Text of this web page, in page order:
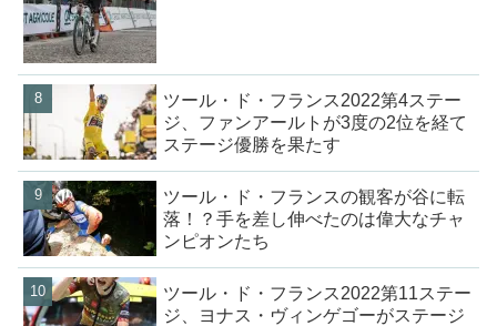
ツール・ド・フランス2022第4ステー
ジ、ファンアールトが3度の2位を経て
ステージ優勝を果たす
ツール・ド・フランスの観客が谷に転
落！？手を差し伸べたのは偉大なチャ
ンピオンたち
ツール・ド・フランス2022第11ステー
ジ、ヨナス・ヴィンゲゴーがステージ